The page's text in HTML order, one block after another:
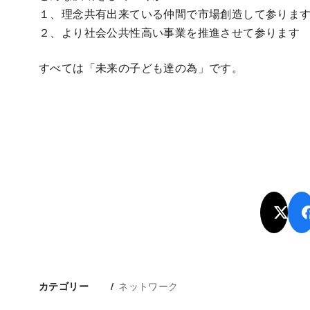
１、理念共有出来ている仲間で市場創造して参りま
２、より社会公共性高い事業を推進させて参ります
すべては「未来の子ども達の為」です。
カテゴリー ネットワーク